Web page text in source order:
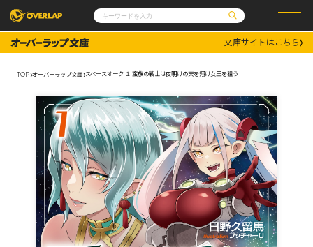
コミックガルド
コミッククリエ
文庫
ノベルス
その他
コミックエッセイ
ポケットモンスター
アニメ
ゲーム
通販・NEWS
OVERLAP STORE
オーバーラップ広報室
企業
会社概要
採用情報
アクセス
オーバーラップホールディングス
お問い合わせはこちら
オーバーラップ文庫
オーバーラップノベルス
文庫サイトはこちら
TOP オーバーラップ文庫 スペースオーク １ 蛮族の戦士は夜明けの天を翔け女王を狙う